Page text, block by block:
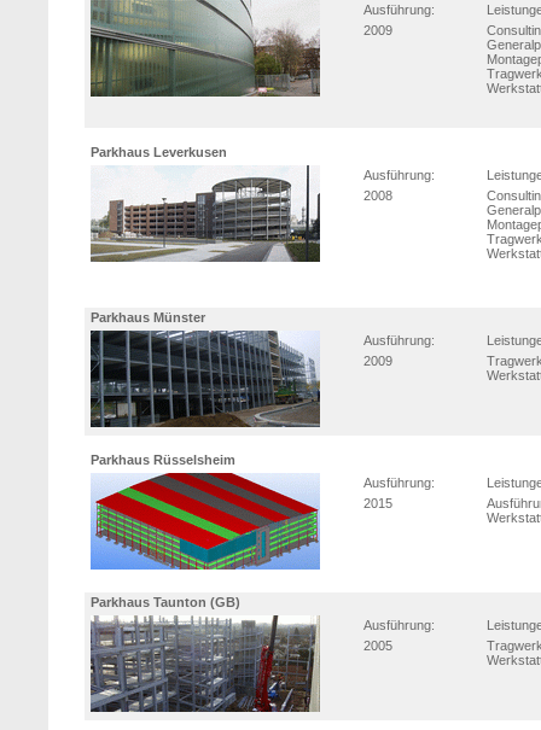
Ausführung:
2009
Parkhaus Leverkusen
Ausführung:
2008
Parkhaus Münster
Ausführung:
2009
Parkhaus Rüsselsheim
Ausführung:
2015
Parkhaus Taunton (GB)
Ausführung:
2005